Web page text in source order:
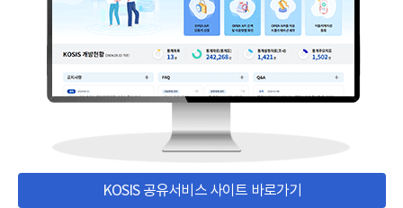
KOSIS 공유서비스 사이트 바로가기